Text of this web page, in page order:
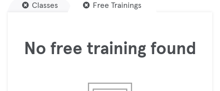
Classes Free Trainings
No free training found